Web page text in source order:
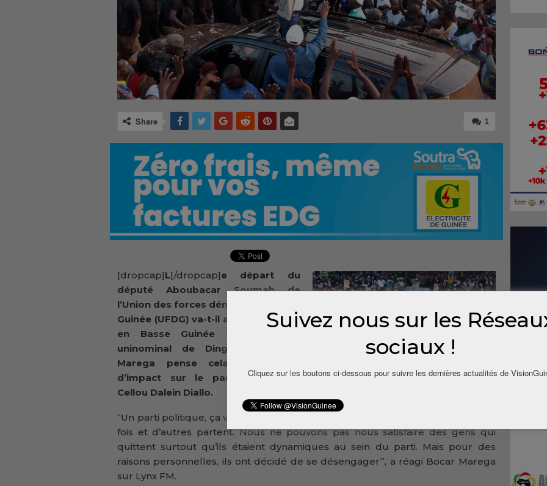
1
Share
[dropcap]L[/dropcap]e départ du
député Aboubacar Soumah de
l’Union des forces démocratiques de
Guinée (UFDG) va-t-il affaiblir le parti
en Basse Guinée ? Le député
uninominal de Dinguiraye, Bocar
Marega pense cela n’aura pas
d’impact sur le parti dirigé par
Cellou Dalein Diallo.
“Un parti politique, ça vient et ça va. Il y a des personnes qui viennent à chaque
fois et d’autres partent. Nous ne pouvons pas nous satisfaire des gens qui
quittent surtout qu’ils étaient dynamiques au sein du parti. Mais pour des
raisons personnelles, ils ont décidé de se désengager”, a réagi Bocar Marega
sur Lynx FM.
Suivez nous sur les
sociaux !
Cliquez sur les boutons ci-dessous pour suivre les dernières actualités de